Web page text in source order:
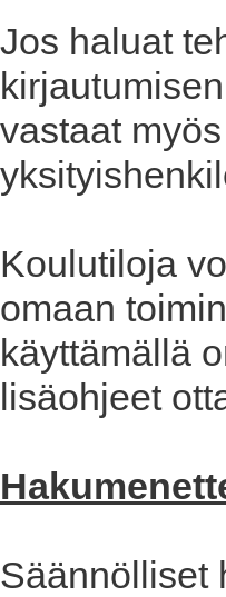
Jos haluat
vastaat
Koulutiloja
omaan
käyttämällä
lisäohjeet
Säännölliset